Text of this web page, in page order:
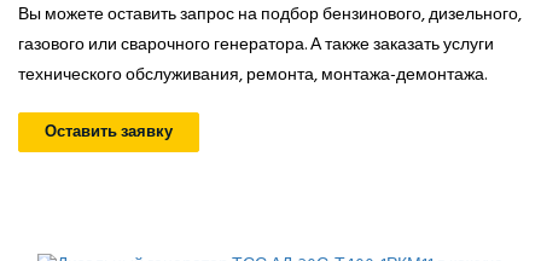
Вы можете оставить запрос на подбор бензинового, дизельного,
газового или сварочного генератора. А также заказать услуги
технического обслуживания, ремонта, монтажа-демонтажа.
Оставить заявку